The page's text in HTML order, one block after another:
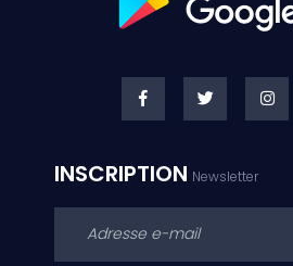
INSCRIPTION Newsletter